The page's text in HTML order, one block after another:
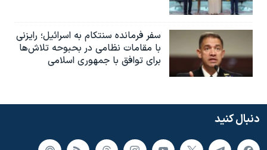
سفر فرمانده سنتکام به اسرائیل؛ رایزنی
با مقامات نظامی در بحبوحه تلاش‌ها
برای توافق با جمهوری اسلامی
دنبال کنید